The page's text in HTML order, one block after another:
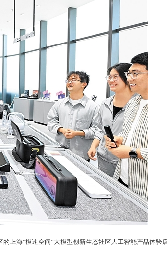
上海“模速空间”大模型创新生态社区人工智能产品体验